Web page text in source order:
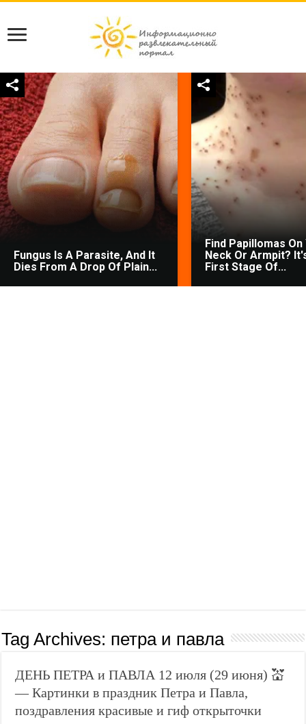
Fungus Is A Parasite, And It
Dies From A Drop Of Plain...
Find Papillomas On
Neck Or Armpit?
First Stage Of...
Tag Archives: петра и павла
ДЕНЬ ПЕТРА и ПАВЛА 12 июля (29 июня) 💒
— Картинки в праздник Петра и Павла,
поздравления красивые и гиф открыточки